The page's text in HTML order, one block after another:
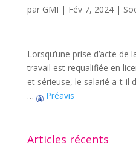
par GMI | Fév 7, 2024|
Lorsqu’une prise d’acte
travail est requalifiée en
et sérieuse, le salarié a-t-il
…
Préavis
Articles récents